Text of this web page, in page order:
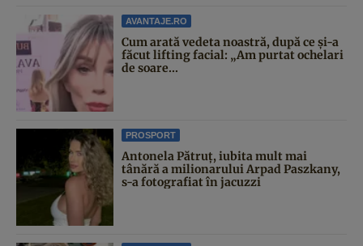
AVANTAJE.RO
Cum arată vedeta noastră, după ce și-a
făcut lifting facial: „Am purtat ochelari
de soare...
PROSPORT
Antonela Pătruț, iubita mult mai
tânără a milionarului Arpad Paszkany,
s-a fotografiat în jacuzzi